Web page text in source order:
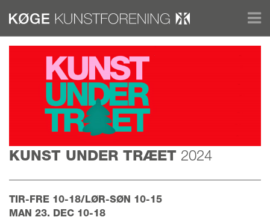
KUNST UNDER TRÆET 2024
TIR-FRE 10-18/LØR-SØN 10-15
MAN 23. DEC 10-18